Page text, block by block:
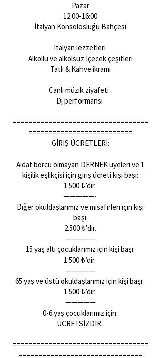
Pazar
12:00-16:00
İtalyan Konsolosluğu Bahçesi
İtalyan lezzetleri
Alkollü ve alkolsüz İçecek çeşitleri
Tatlı & Kahve ikramı
Canlı müzik ziyafeti
Dj performansı
==================================
==========================
GİRİŞ ÜCRETLERİ:
Aidat borcu olmayan DERNEK üyeleri ve 1
kişilik eşlikçisi için giriş ücreti kişi başı:
1.500 ₺’dir.
—————-
Diğer okuldaşlarımız ve misafirleri için kişi
başı:
2.500 ₺’dir.
—————
15 yaş altı çocuklarımız için kişi başı:
1.500 ₺’dir.
—————
65 yaş ve üstü okuldaşlarımız için kişi başı:
1.500 ₺’dir.
—————
0-6 yaş çocuklarımız için:
ÜCRETSİZDİR.
==================================
===============================